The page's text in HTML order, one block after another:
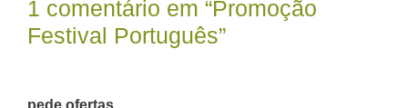
1 comentário em “Promoção
Festival Português”
pede ofertas